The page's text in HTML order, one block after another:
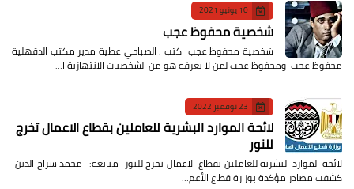
10 يونيو 2021
شخصية محفوظ عجب
شخصية محفوظ عجب كتب : الصباحي عطية مدير مكتب الدقهلية
محفوظ عجب ومحفوظ عجب لمن لا يعرفه هو من الشخصيات الانتهازية ا…
23 نوفمبر 2022
لائحة الموارد البشرية للعاملين بقطاع الاعمال تخرج
للنور
لائحة الموارد البشرية للعاملين بقطاع الاعمال تخرج للنور متابعه:- محمد سراج الدين
كشفت مصادر مؤكدة بوزارة قطاع الأعم…